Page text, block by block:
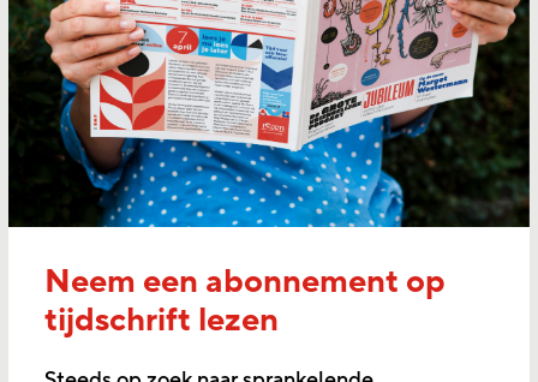
Neem een abonnement op
tijdschrift lezen